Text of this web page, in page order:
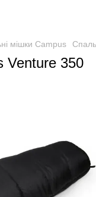
мішки Campus
Venture 350